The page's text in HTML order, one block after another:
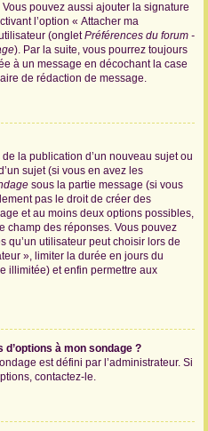
pouvez aussi ajouter la signature
l’option « Attacher ma
(ongletPréférences du forum -
). Par la suite, vous pourrez toujours
à un message en décochant la case
de rédaction de message.
la publication d’un nouveau sujet ou
sujet (si vous en avez les
sous la partie message (si vous
pas le droit de créer des
et au moins deux options possibles,
champ des réponses. Vous pouvez
qu’un utilisateur peut choisir lors de
», limiter la durée en jours du
illimitée) et enfin permettre aux
à mon sondage ?
est défini par l’administrateur. Si
contactez-le.